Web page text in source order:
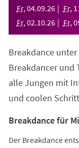
Fr, 04.09.26 Fr,
Fr, 02.10.26 Fr,
Breakdance
Breakdancer und
alle Jungen mit
und coolen
Breakdance für
Der Breakdance